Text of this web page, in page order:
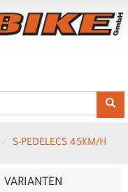
S-PEDELECS 45KM/H
VARIANTEN